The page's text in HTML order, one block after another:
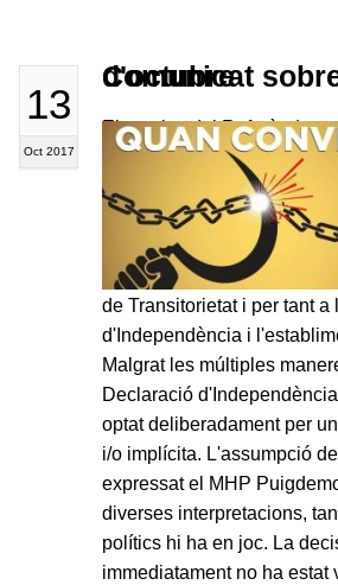
13
Oct 2017
Comunicat sobre l'1 d'octubre
El resultat del Referèndum
de Transitorietat i per tant a
d'Independència i
Malgrat les múltiples
Declaració
optat deliberadament per
i/o implícita. L'assumpció
expressat el MHP
diverses interpretacions,
polítics hi ha en joc. La
immediatament no ha estat